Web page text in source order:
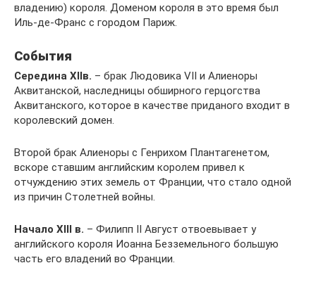
владению) короля. Доменом короля в это время был
Иль-де-Франс с городом Париж.
События
Середина XIIв. – брак Людовика VII и Алиеноры
Аквитанской, наследницы обширного герцогства
Аквитанского, которое в качестве приданого входит в
королевский домен.
Второй брак Алиеноры с Генрихом Плантагенетом,
вскоре ставшим английским королем привел к
отчуждению этих земель от Франции, что стало одной
из причин Столетней войны.
Начало XIII в. – Филипп II Август отвоевывает у
английского короля Иоанна Безземельного большую
часть его владений во Франции.